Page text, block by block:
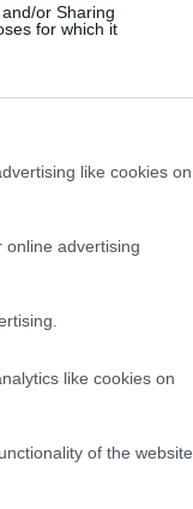
or Sharing
for which it
like cookies on
online advertising
like cookies on
of the website
la